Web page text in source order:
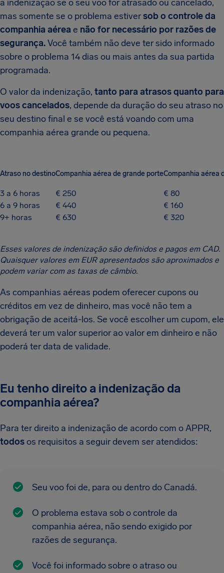
a indenização se o seu voo for atrasado ou cancelado,
mas somente se o problema estiversob o controle da
companhia aérea e não for necessário por razões de
segurança.Você também não deve ter sido informado
sobre o problema 14 dias ou mais antes da sua partida
programada.
O valor da indenização, tanto para atrasos quanto para
voos cancelados, depende da duração do seu atraso no
seu destino final e se você está voando com uma
companhia aérea grande ou pequena.
Atraso no destinoCompanhia aérea de grande porteCompanhia aérea
3 a 6 horas € 250
€ 80
6 a 9 horas
€ 440
€ 160
9+ horas
€ 630 € 320
Esses valores de indenização são definidos e pagos em CAD.
Quaisquer valores em EUR apresentados são aproximados e
podem variar com as taxas de câmbio.
As companhias aéreas podem oferecer cupons ou
créditos em vez de dinheiro, mas você não tem a
obrigação de aceitá-los. Se você escolher um cupom, ele
deverá ter um valor superior ao valor em dinheiro e não
poderá ter data de validade.
Eu tenho direito a indenização da
companhia aérea?
Para ter direito a indenização de acordo com o APPR,
todosos requisitos a seguir devem ser atendidos:
Seu voo foi de, para ou dentro do Canadá.
O problema estava sob o controle da
companhia aérea, não sendo exigido por
razões de segurança.
Você foi informado sobre o atraso ou